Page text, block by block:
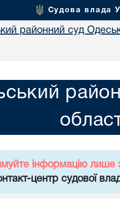
Судова влада
районний суд
інформацію лише
центр судової